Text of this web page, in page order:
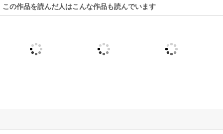
この作品を読んだ人はこんな作品も読んでいます